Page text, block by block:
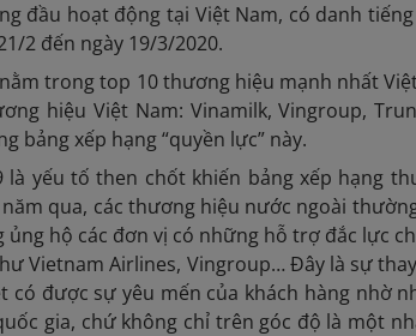
đầu hoạt động tại Việt Nam, có danh
2 đến ngày 19/3/2020.
trong top 10 thương hiệu mạnh nhất
hiệu Việt Nam: Vinamilk, Vingroup,
bảng xếp hạng “quyền lực” này.
là yếu tố then chốt khiến bảng xếp hạng
qua, các thương hiệu nước ngoài
hộ các đơn vị có những hỗ trợ đắc lực
Vietnam Airlines, Vingroup… Đây là sự
được sự yêu mến của khách hàng nhờ
gia, chứ không chỉ trên góc độ là một